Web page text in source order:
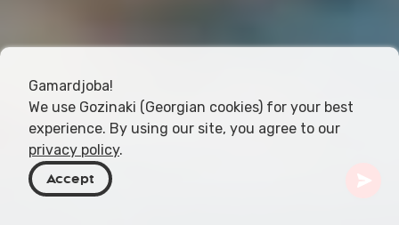
Gamardjoba!
We use Gozinaki (Georgian cookies) for your best
experience. By using our site, you agree to our
privacy policy.
Accept